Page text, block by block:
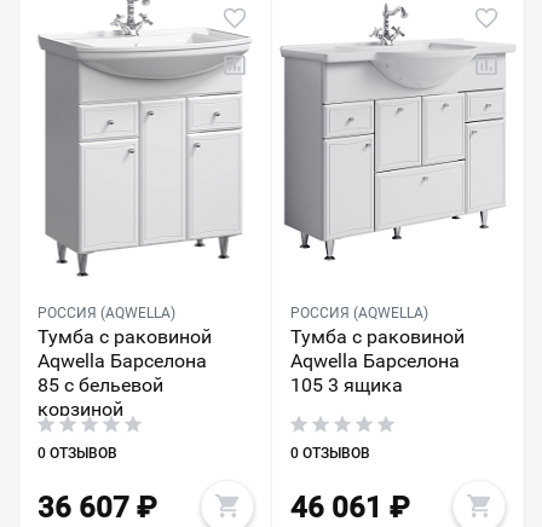
РОССИЯ (AQWELLA)
Тумба с раковиной
Aqwella Барселона
85 с бельевой
корзиной
0 ОТЗЫВОВ
36 607 ₽
РОССИЯ (AQWELLA)
Тумба с раковиной
Aqwella Барселона
105 3 ящика
0 ОТЗЫВОВ
46 061 ₽